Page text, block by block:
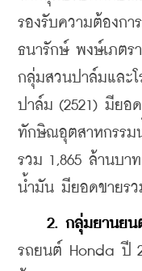
รองรับความต้องกา
ธนารักษ์ พงษ์เภตร
กลุ่มสวนปาล์มและ
ปาล์ม (2521) มียอ
ทักษิณอุตสาหกรรม
รวม 1,865 ล้านบา
น้ำมัน มียอดขายร
2. กลุ่มยานยน
รถยนต์ Honda ปี